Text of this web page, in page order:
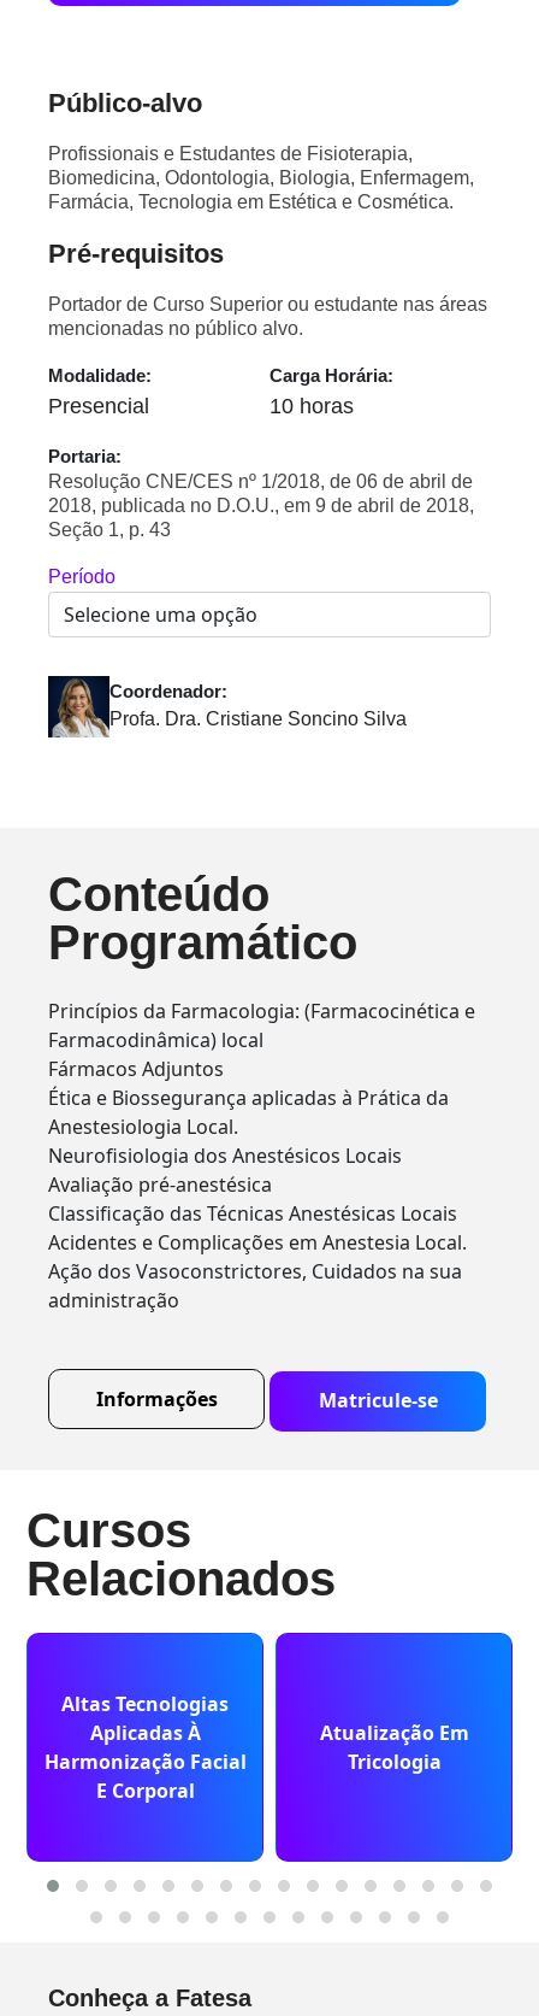
Público-alvo
Profissionais e Estudantes de Fisioterapia,
Biomedicina, Odontologia, Biologia, Enfermagem,
Farmácia, Tecnologia em Estética e Cosmética.
Pré-requisitos
Portador de Curso Superior ou estudante nas áreas
mencionadas no público alvo.
Modalidade:
Presencial
Carga Horária:
10 horas
Portaria:
Resolução CNE/CES nº 1/2018, de 06 de abril de
2018, publicada no D.O.U., em 9 de abril de 2018,
Seção 1, p. 43
Período
Coordenador:
Profa. Dra. Cristiane Soncino Silva
Conteúdo
Programático
Princípios da Farmacologia: (Farmacocinética e
Farmacodinâmica) local
Fármacos Adjuntos
Ética e Biossegurança aplicadas à Prática da
Anestesiologia Local.
Neurofisiologia dos Anestésicos Locais
Avaliação pré-anestésica
Classificação das Técnicas Anestésicas Locais
Acidentes e Complicações em Anestesia Local.
Ação dos Vasoconstrictores, Cuidados na sua
administração
Informações Matricule-se
Cursos
Relacionados
Altas Tecnologias
Aplicadas À
Harmonização Facial
E Corporal
Atualização Em
Tricologia
Conheça a Fatesa